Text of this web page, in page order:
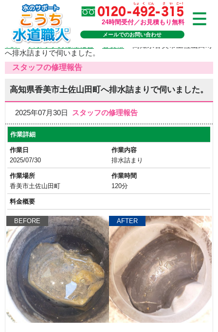
24時間受付／お見積もり無料
メールでのお問い合わせ
TOP>スタッフの修理報告
へ排水詰まりで伺いました。
スタッフの修理報告
高知県香美市土佐山田町へ排水詰まりで伺いました。
2025年07月30日 スタッフの修理報告
作業詳細
作業日
2025/07/30
作業内容
排水詰まり
作業場所
香美市土佐山田町
作業時間
120分
料金概要
BEFORE AFTER